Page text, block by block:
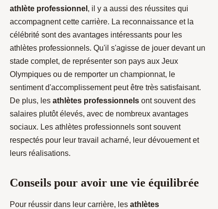
athlète professionnel , il y a aussi des réussites qui
accompagnent cette carrière. La reconnaissance et la
célébrité sont des avantages intéressants pour les
athlètes professionnels. Qu'il s'agisse de jouer devant un
stade complet, de représenter son pays aux Jeux
Olympiques ou de remporter un championnat, le
sentiment d'accomplissement peut être très satisfaisant.
De plus, les athlètes professionnels ont souvent des
salaires plutôt élevés, avec de nombreux avantages
sociaux. Les athlètes professionnels sont souvent
respectés pour leur travail acharné, leur dévouement et
leurs réalisations.
Conseils pour avoir une vie équilibrée
Pour réussir dans leur carrière, les athlètes